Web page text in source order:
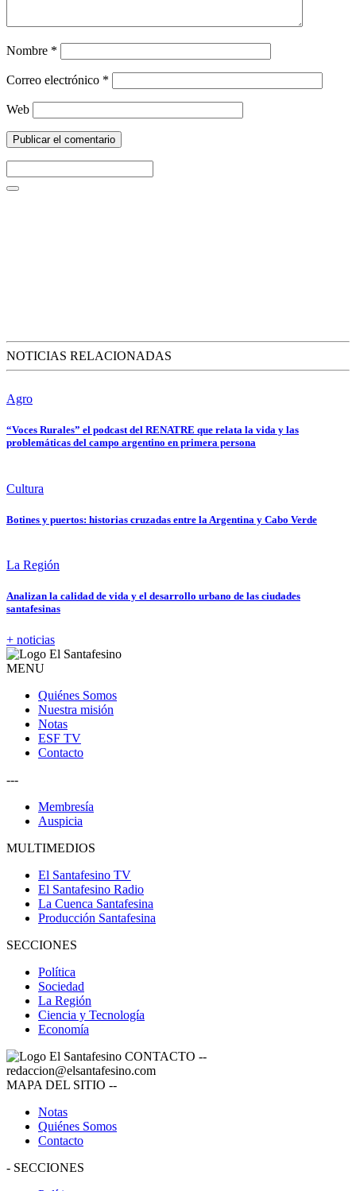
Nombre *
Correo electrónico *
Web
NOTICIAS RELACIONADAS
Agro
“Voces Rurales” el podcast del RENATRE que relata la vida y las
problemáticas del campo argentino en primera persona
Cultura
Botines y puertos: historias cruzadas entre la Argentina y Cabo Verde
La Región
Analizan la calidad de vida y el desarrollo urbano de las ciudades
santafesinas
+ noticias
MENU
Quiénes Somos
Nuestra misión
Notas
ESF TV
Contacto
---
Membresía
Auspicia
MULTIMEDIOS
El Santafesino TV
El Santafesino Radio
La Cuenca Santafesina
Producción Santafesina
SECCIONES
Política
Sociedad
La Región
Ciencia y Tecnología
Economía
CONTACTO --
redaccion@elsantafesino.com
MAPA DEL SITIO --
Notas
Quiénes Somos
Contacto
- SECCIONES